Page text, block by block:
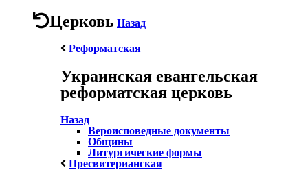
Церковь Назад
Реформатская
Украинская евангельская
реформатская церковь
Назад
Вероисповедные документы
Общины
Литургические формы
Пресвитерианская